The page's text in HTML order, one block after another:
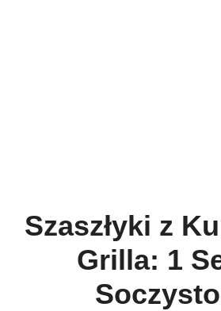
Szaszłyki z
Grilla: 1